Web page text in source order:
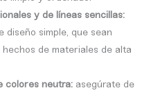
y de líneas sencillas:
diseño simple, que sean
de materiales de alta
colores neutra: asegúrate de